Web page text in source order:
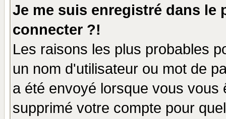
Je me suis enregistré dans le
connecter ?!
Les raisons les plus probables
un nom d'utilisateur ou mot de
a été envoyé lorsque vous
supprimé votre compte pour